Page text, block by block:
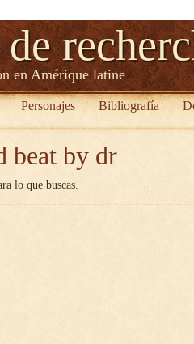
en Amérique latine
Personajes Bibliografía
beat by dr
lo que buscas.